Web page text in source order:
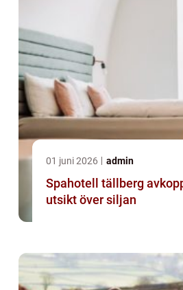
01 juni 2026 admin
Spahotell tällberg avkoppling med
utsikt över siljan